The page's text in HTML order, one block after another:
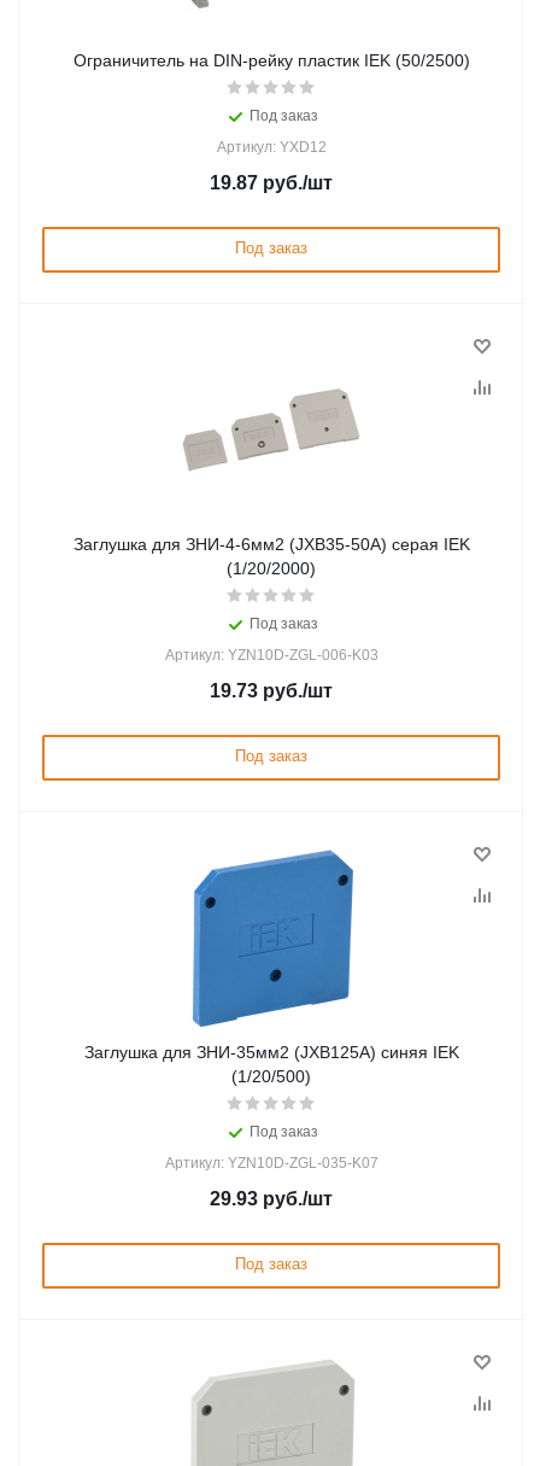
Ограничитель на DIN-рейку пластик IEK (50/2500)
Под заказ
Артикул: YXD12
19.87 руб./шт
Под заказ
Заглушка для ЗНИ-4-6мм2 (JXB35-50А) серая IEK
(1/20/2000)
Под заказ
Артикул: YZN10D-ZGL-006-K03
19.73 руб./шт
Под заказ
Заглушка для ЗНИ-35мм2 (JXB125A) синяя IEK
(1/20/500)
Под заказ
Артикул: YZN10D-ZGL-035-K07
29.93 руб./шт
Под заказ